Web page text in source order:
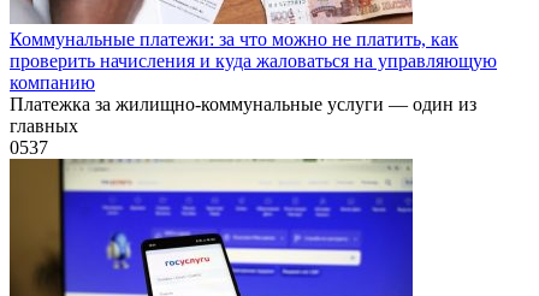
Коммунальные платежи: за что можно не платить, как
проверить начисления и куда жаловаться на управляющую
компанию
Платежка за жилищно-коммунальные услуги — один из
главных
0537